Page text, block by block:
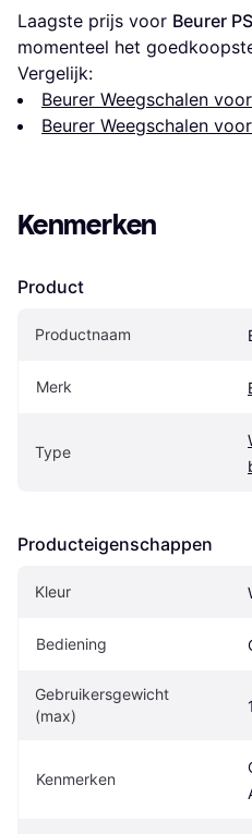
Laagste prijs voor Beurer
momenteel het
Vergelijk:
Beurer Weegschalen
Beurer Weegschalen
Kenmerken
Product
Productnaam
Merk
Type
Producteigenschappen
Kleur
Bediening
Gebruikersgewicht
(max)
Kenmerken